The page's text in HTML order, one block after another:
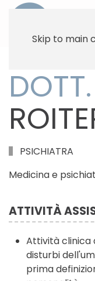
Skip to main
PSICHIATRA
Medicina e
ATTIVITÀ
Attività clinica
disturbi
prima